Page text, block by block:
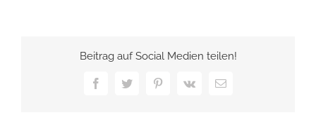
Beitrag auf Social Medien teilen!
FacebookTwitterPinterest
Vk
E-